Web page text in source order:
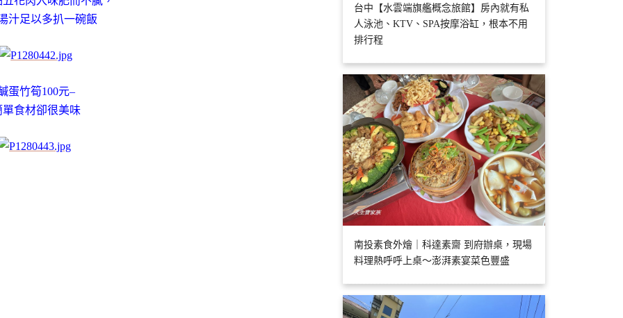
汁足以多扒一碗飯
蛋竹筍100元–
單食材卻很美味
台中【水雲端旗艦概念旅館】房內就有私
人泳池、KTV、SPA按摩浴缸，根本不用
排行程
南投素食外燴｜科達素齋 到府辦桌，現場
料理熱呼呼上桌～澎湃素宴菜色豐盛